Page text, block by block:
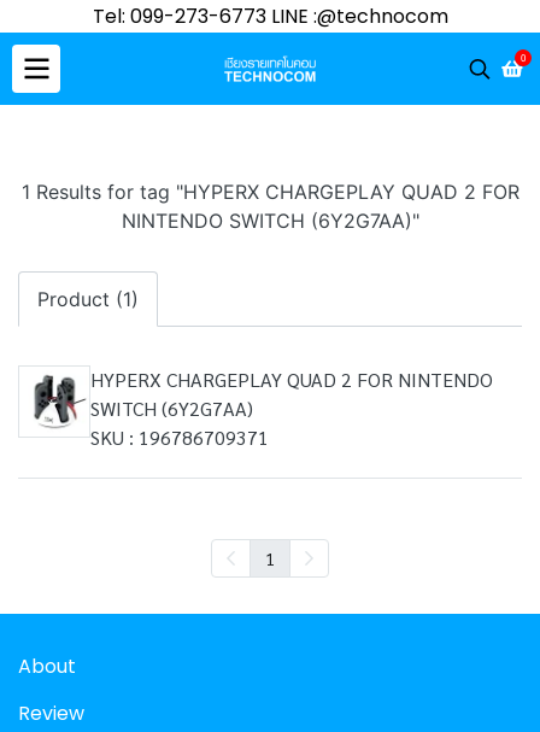
Tel: 099-273-6773 LINE :@technocom
0
1 Results for tag "HYPERX CHARGEPLAY QUAD 2 FOR
NINTENDO SWITCH (6Y2G7AA)"
Product (1)
HYPERX CHARGEPLAY QUAD 2 FOR NINTENDO
SWITCH (6Y2G7AA)
SKU : 196786709371
1
About
Review